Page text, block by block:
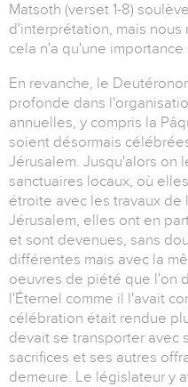
Matsoth (verset 1-8)
d'interprétation, mais nous
cela n'a qu'une
En revanche, le
profonde dans
annuelles, y compris la
soient désormais
Jérusalem. Jusqu'alors on
sanctuaires locaux, où
étroite avec les travaux de
Jérusalem, elles ont en
et sont devenues, sans
différentes mais avec la
oeuvres de piété que l'on
l'Éternel comme il l'avait
célébration était rendue
devait se transporter avec
sacrifices et ses autres
demeure. Le législateur y